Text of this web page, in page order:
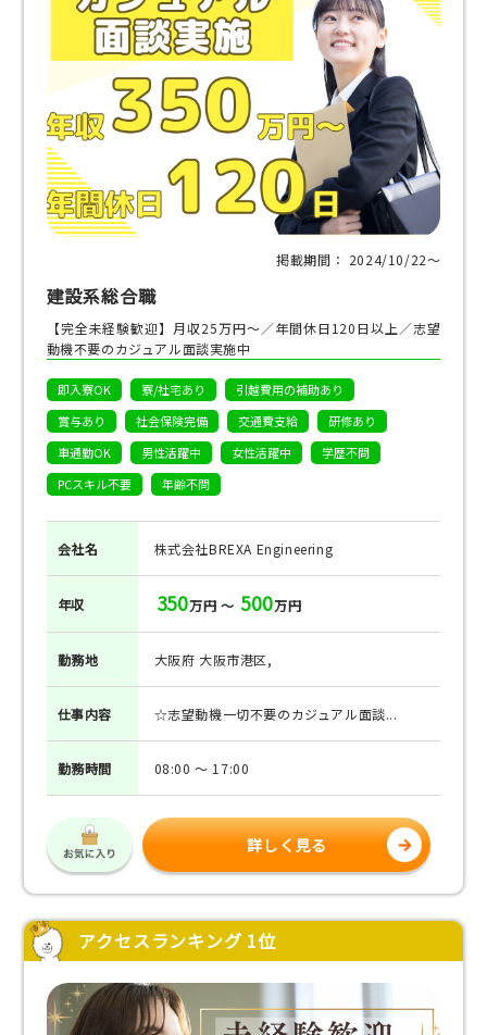
掲載期間： 2024/10/22〜
建設系総合職
【完全未経験歓迎】月収25万円～／年間休日120日以上／志望
動機不要のカジュアル面談実施中
即入寮OK 寮/社宅あり
引越費用の補助あり
賞与あり
社会保険完備 交通費支給
研修あり
車通勤OK
男性活躍中 女性活躍中
学歴不問
PCスキル不要
年齢不問
会社名 株式会社BREXA Engineering
年収 350万円 ～ 500万円
勤務地 大阪府 大阪市港区,
仕事内容 ☆志望動機一切不要のカジュアル面談...
勤務時間 08:00 ～ 17:00
詳しく見る
アクセスランキング 1位